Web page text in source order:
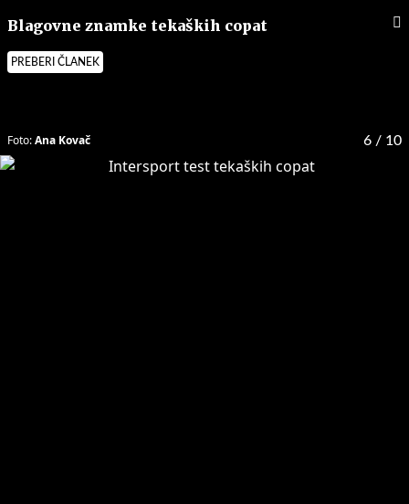
Blagovne znamke tekaških copat
PREBERI ČLANEK
6 / 10
Foto:Ana Kovač